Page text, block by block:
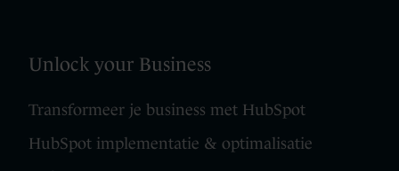
Unlock your Business
Transformeer je business met HubSpot
HubSpot implementatie & optimalisatie